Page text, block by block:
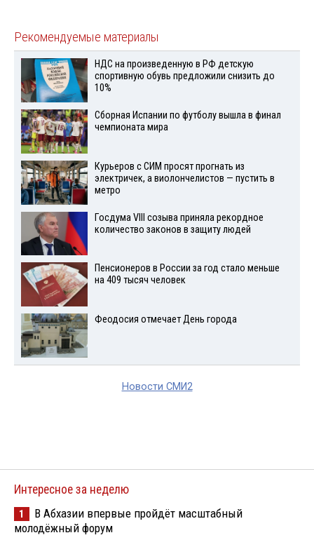
Рекомендуемые материалы
НДС на произведенную в РФ детскую
спортивную обувь предложили снизить до
10%
Сборная Испании по футболу вышла в финал
чемпионата мира
Курьеров с СИМ просят прогнать из
электричек, а виолончелистов — пустить в
метро
Госдума VIII созыва приняла рекордное
количество законов в защиту людей
Пенсионеров в России за год стало меньше
на 409 тысяч человек
Феодосия отмечает День города
Новости СМИ2
Интересное за неделю
1
В Абхазии впервые пройдёт масштабный
молодёжный форум